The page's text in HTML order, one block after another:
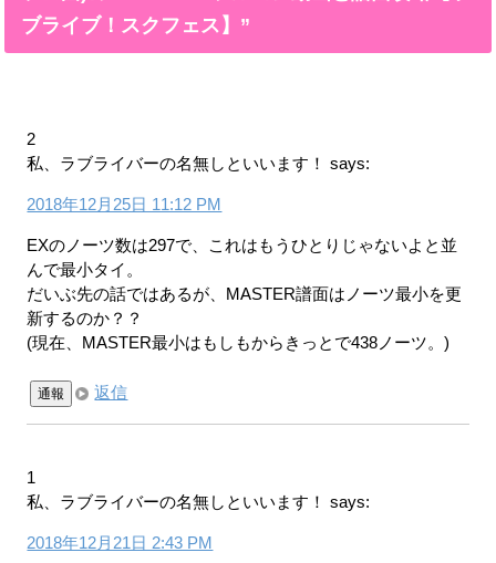
ブライブ！スクフェス】”
2
私、ラブライバーの名無しといいます！
says:
2018年12月25日 11:12 PM
EXのノーツ数は297で、これはもうひとりじゃないよと並
んで最小タイ。
だいぶ先の話ではあるが、MASTER譜面はノーツ最小を更
新するのか？？
(現在、MASTER最小はもしもからきっとで438ノーツ。)
通報 返信
1
私、ラブライバーの名無しといいます！
says:
2018年12月21日 2:43 PM